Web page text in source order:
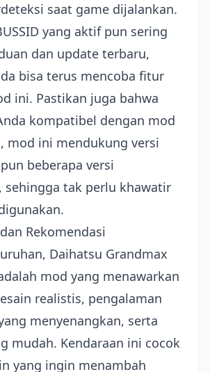
saat game dijalankan.
yang aktif pun sering
dan update terbaru,
bisa terus mencoba fitur
ini. Pastikan juga bahwa
kompatibel dengan mod
mod ini mendukung versi
beberapa versi
sehingga tak perlu khawatir
Rekomendasi
Daihatsu Grandmax
mod yang menawarkan
realistis, pengalaman
menyenangkan, serta
mudah. Kendaraan ini cocok
yang ingin menambah